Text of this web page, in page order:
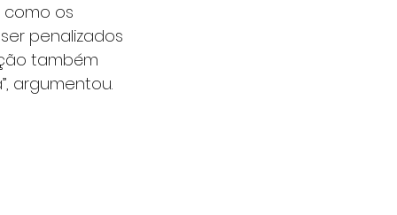
os
penalizados
também
argumentou.